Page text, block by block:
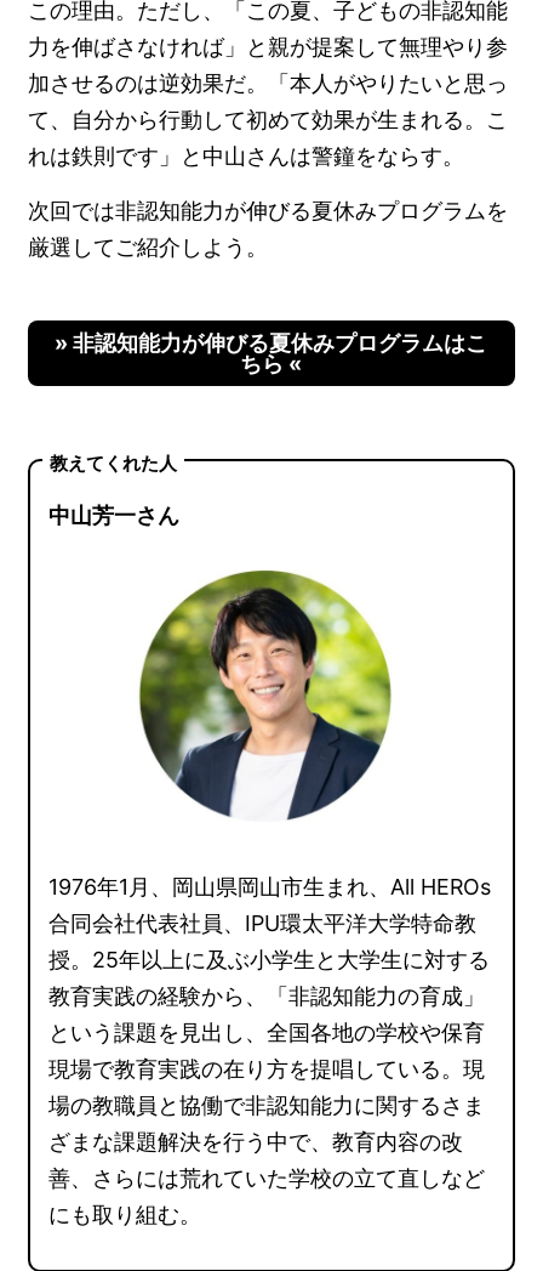
この理由。ただし、「この夏、子どもの非認知能
力を伸ばさなければ」と親が提案して無理やり参
加させるのは逆効果だ。「本人がやりたいと思っ
て、自分から行動して初めて効果が生まれる。こ
れは鉄則です」と中山さんは警鐘をならす。
次回では非認知能力が伸びる夏休みプログラムを
厳選してご紹介しよう。
» 非認知能力が伸びる夏休みプログラムはこ
ちら «
教えてくれた人
中山芳一さん
1976年1月、岡山県岡山市生まれ、All HEROs
合同会社代表社員、IPU環太平洋大学特命教
授。25年以上に及ぶ小学生と大学生に対する
教育実践の経験から、「非認知能力の育成」
という課題を見出し、全国各地の学校や保育
現場で教育実践の在り方を提唱している。現
場の教職員と協働で非認知能力に関するさま
ざまな課題解決を行う中で、教育内容の改
善、さらには荒れていた学校の立て直しなど
にも取り組む。